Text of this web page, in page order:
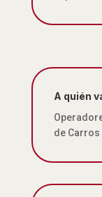
A quién
de